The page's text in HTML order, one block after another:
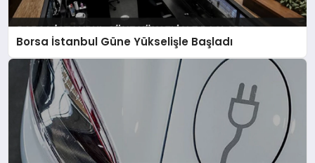
Borsa İstanbul Güne Yükselişle Başladı